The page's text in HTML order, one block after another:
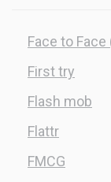
Face to Face
First try
Flash mob
Flattr
FMCG